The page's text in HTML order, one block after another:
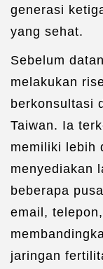
generasi
yang sehat.
Sebelum
melakukan
berkonsultasi
Taiwan. Ia
memiliki lebih
menyediakan
beberapa
email,
jaringan